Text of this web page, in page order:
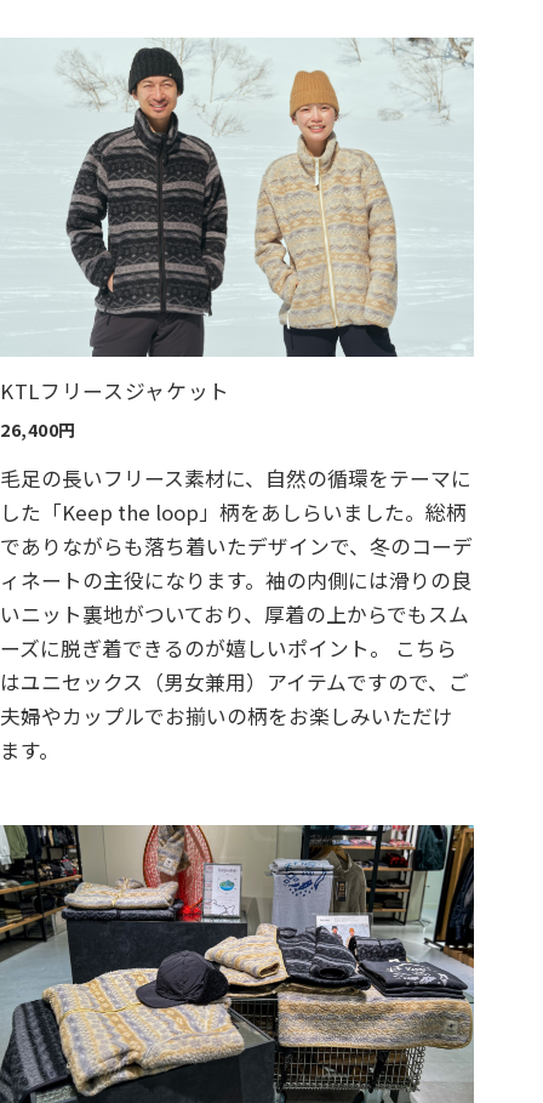
KTLフリースジャケット
26,400円
毛足の長いフリース素材に、自然の循環をテーマに
した「Keep the loop」柄をあしらいました。総柄
でありながらも落ち着いたデザインで、冬のコーデ
ィネートの主役になります。袖の内側には滑りの良
いニット裏地がついており、厚着の上からでもスム
ーズに脱ぎ着できるのが嬉しいポイント。 こちら
はユニセックス（男女兼用）アイテムですので、ご
夫婦やカップルでお揃いの柄をお楽しみいただけ
ます。